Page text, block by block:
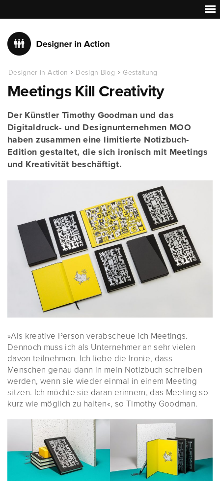
Designer in Action Design-Blog Gestaltung
Meetings Kill Creativity
Der Künstler Timothy Goodman und das
Digitaldruck- und Designunternehmen MOO
haben zusammen eine limitierte Notizbuch-
Edition gestaltet, die sich ironisch mit Meetings
und Kreativität beschäftigt.
»Als kreative Person verabscheue ich Meetings.
Dennoch muss ich als Unternehmer an sehr vielen
davon teilnehmen. Ich liebe die Ironie, dass
Menschen genau dann in mein Notizbuch schreiben
werden, wenn sie wieder einmal in einem Meeting
sitzen. Ich möchte sie daran erinnern, das Meeting so
kurz wie möglich zu halten«, so Timothy Goodman.